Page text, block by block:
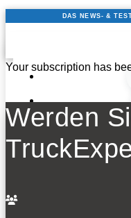
DAS NEWS- &
Your subscription has
Werden
